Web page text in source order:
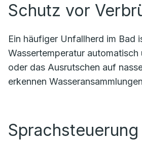
Schutz vor
Ein häufiger Unfallherd im Bad
Wassertemperatur
oder das Ausrutschen auf
erkennen